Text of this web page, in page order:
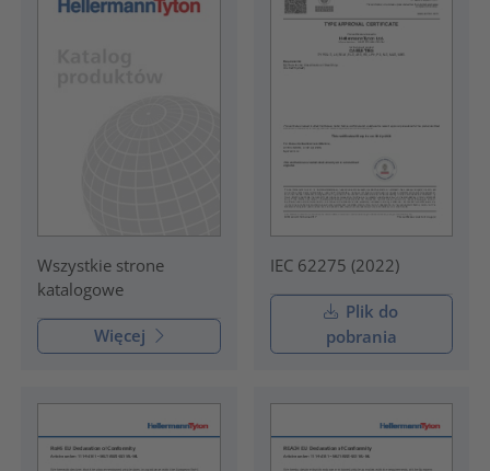
Wszystkie strone
katalogowe
Więcej
IEC 62275 (2022)
Plik do
pobrania